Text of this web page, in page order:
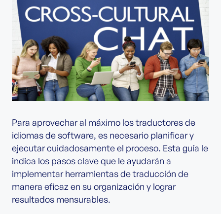
Para aprovechar al máximo los traductores de
idiomas de software, es necesario planificar y
ejecutar cuidadosamente el proceso. Esta guía le
indica los pasos clave que le ayudarán a
implementar herramientas de traducción de
manera eficaz en su organización y lograr
resultados mensurables.